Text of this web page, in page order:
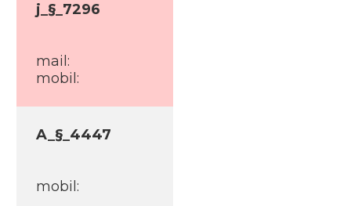
j_§_7296
mail:
mobil:
A_§_4447
mobil: